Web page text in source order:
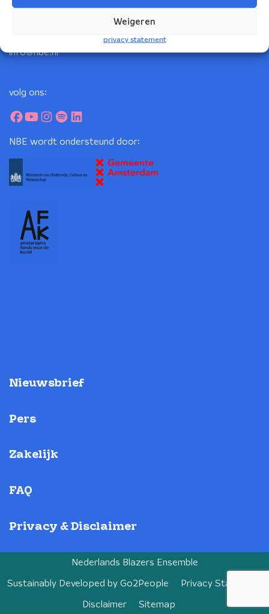
Weigeren
privacy statement
info@nbe.nl
volg ons:
NBE wordt ondersteund door:
Nieuwsbrief
Pers
Zakelijk
FAQ
Privacy & Disclaimer
Nederlands Blazers Ensemble
Sustainably Developed by Go2People Privacy Statement
Disclaimer Sitemap